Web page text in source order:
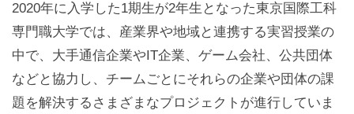
2020年に入学した1期生が2年生となった東京国際工科
専門職大学では、産業界や地域と連携する実習授業の
中で、大手通信企業やIT企業、ゲーム会社、公共団体
などと協力し、チームごとにそれらの企業や団体の課
題を解決するさまざまなプロジェクトが進行していま